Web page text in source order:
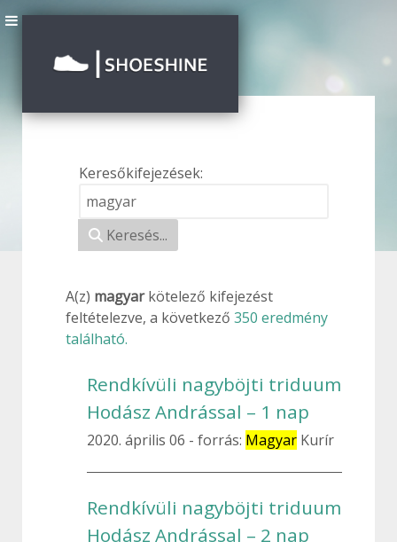
Keresési űrlap
Keresőkifejezések:
Keresés...
A(z) magyarkötelező kifejezést
feltételezve, a következő 350 eredmény
található.
Rendkívüli nagyböjti triduum
Hodász Andrással – 1 nap
2020. április 06 forrás: Magyar Kurír
Rendkívüli nagyböjti triduum
Hodász Andrással – 2 nap